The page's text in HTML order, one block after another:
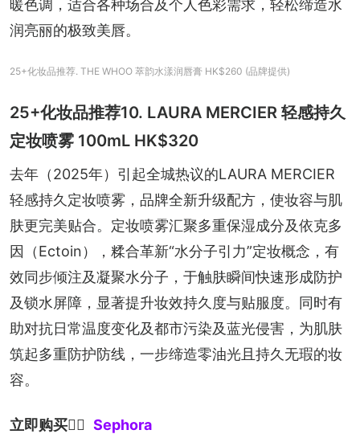
暖色调，适合各种场合及个人色彩需求，轻松缔造水
润亮丽的极致美唇。
25+化妆品推荐. THE WHOO 萃韵水漾润唇膏 HK$260 (品牌提供)
25+化妆品推荐10. LAURA MERCIER 轻感持久
定妆喷雾 100mL HK$320
去年（2025年）引起全城热议的LAURA MERCIER
轻感持久定妆喷雾，品牌全新升级配方，使妆容与肌
肤更完美贴合。定妆喷雾﻿汇聚多重保湿成分及依克多
因（Ectoin），糅合革新“水分子引力”定妆概念，有
效同步倾注及凝聚水分子，于触肤瞬间快速形成防护
及锁水屏障，显著提升妆效持久度与贴服度。同时有
助对抗日常温度变化及都市污染及蓝光侵害，为肌肤
筑起多重防护防线，一步缔造零油光且持久无瑕的妆
容。
立即购买👉🏻 Sephora